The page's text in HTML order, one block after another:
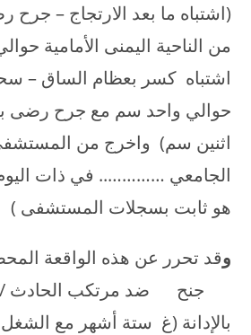
(اشتباه ما بعد الارتجاج –
من الناحية اليمنى الأمامية
اشتباه كسر بعظام الساق –
حوالي واحد سم مع جرح رضى
اثنين سم) واخرج من
الجامعي ………….. في ذات
هو ثابت بسجلات المستشفى )
وقد تحرر عن هذه الواقعة
جنح ضد مرتكب الحادث